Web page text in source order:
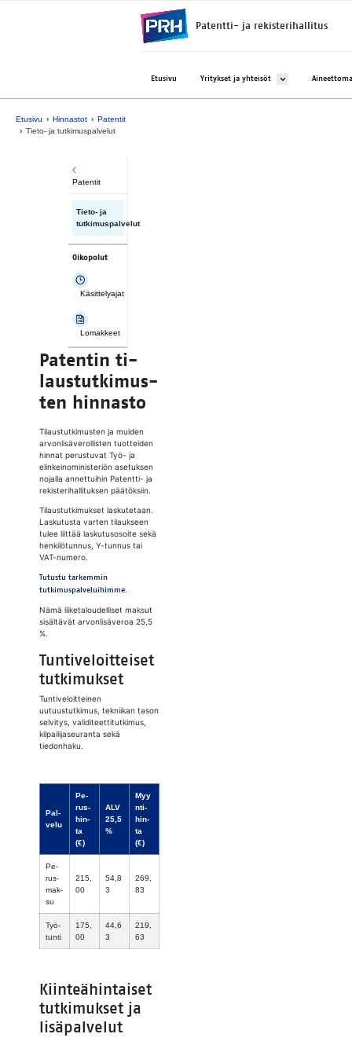
Patentti- ja rekisterihallitus
Etusivu Yritykset ja yhteisöt Avaa alavalikko
Etusivu Hinnastot
Patentit
Tieto- ja tutkimuspalvelut
Pa­ten­tin ti­
laus­tut­ki­mus­
ten hin­nas­to
Tilaustutkimusten ja muiden
arvonlisäverollisten tuotteiden
hinnat perustuvat Työ- ja
elinkeinoministeriön asetuksen
nojalla annettuihin Patentti- ja
rekisterihallituksen päätöksiin.
Tilaustutkimukset laskutetaan.
Laskutusta varten tilaukseen
tulee liittää laskutusosoite sekä
henkilötunnus, Y-tunnus tai
VAT-numero.
Tutustu tarkemmin
tutkimuspalveluihimme.
Nämä liiketaloudelliset maksut
sisältävät arvonlisäveroa 25,5
%.
Tuntiveloitteiset
tutkimukset
Tuntiveloitteinen
uutuustutkimus, tekniikan tason
selvitys, validiteettitutkimus,
kilpailijaseuranta sekä
tiedonhaku.
Pal­
ve­lu
Pe­
rus­
hin­
ta
(€)
ALV
25,5
%
Myy
n­ti­
hin­
ta
(€)
Pe­
rus­
mak­
su
215,
00
54,8
3
269,
83
Työ­
tun­ti
175,
00
44,6
3
219,
63
Kiinteähintaiset
tutkimukset ja
lisäpalvelut
Patentit
Tieto- ja
tutkimuspalvelut
Oikopolut
Käsittelyajat
Lomakkeet